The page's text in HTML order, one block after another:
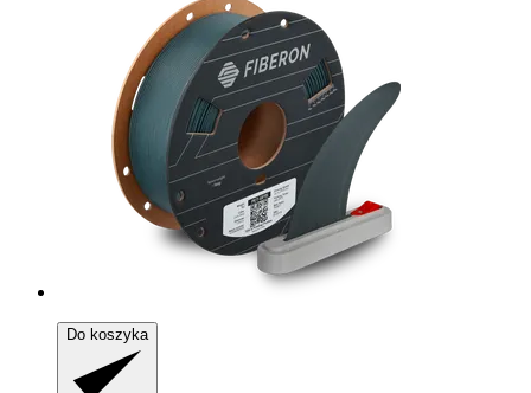
Do koszyka